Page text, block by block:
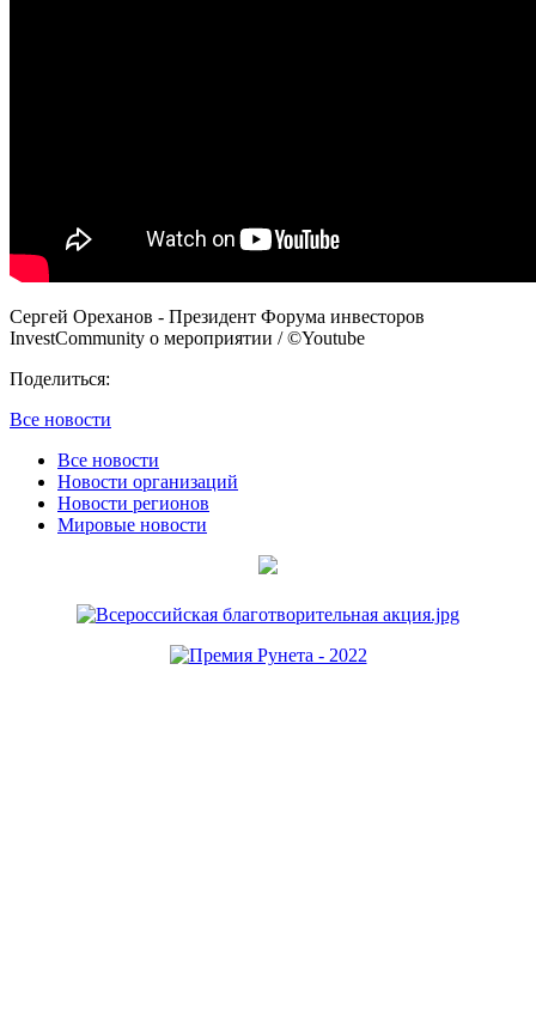
Сергей Ореханов - Президент Форума инвесторов
InvestCommunity о мероприятии / ©Youtube
Поделиться:
Все новости
Все новости
Новости организаций
Новости регионов
Мировые новости